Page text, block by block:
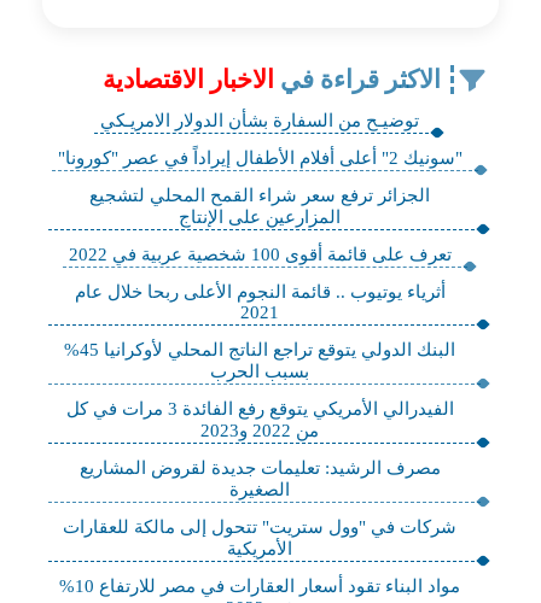
الاكثر قراءة في الاخبار الاقتصادية
توضيـح من السفارة بشأن الدولار الامريـكي
"سونيك 2" أعلى أفلام الأطفال إيراداً في عصر "كورونا"
الجزائر ترفع سعر شراء القمح المحلي لتشجيع
المزارعين على الإنتاج
تعرف على قائمة أقوى 100 شخصية عربية في 2022
أثرياء يوتيوب .. قائمة النجوم الأعلى ربحا خلال عام
2021
البنك الدولي يتوقع تراجع الناتج المحلي لأوكرانيا 45%
بسبب الحرب
الفيدرالي الأمريكي‬⁩ يتوقع رفع الفائدة 3 مرات في كل
من 2022 و2023
مصرف الرشيد: تعليمات جديدة لقروض المشاريع
الصغيرة
شركات في "وول ستريت" تتحول إلى مالكة للعقارات
الأمريكية
مواد البناء تقود أسعار العقارات في مصر للارتفاع 10%